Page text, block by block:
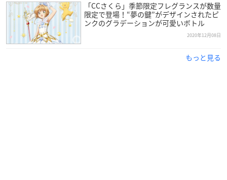
「CCさくら」季節限定フレグランスが数量
限定で登場！“夢の鍵”がデザインされたピ
ンクのグラデーションが可愛いボトル
2020年12月08日
もっと見る